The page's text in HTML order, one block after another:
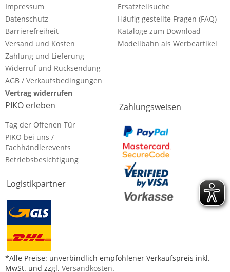
Impressum
Datenschutz
Barrierefreiheit
Versand und Kosten
Zahlung und Lieferung
Widerruf und Rücksendung
AGB / Verkaufsbedingungen
Vertrag widerrufen
Ersatzteilsuche
Häufig gestellte Fragen (FAQ)
Kataloge zum Download
Modellbahn als Werbeartikel
PIKO erleben
Tag der Offenen Tür
PIKO bei uns /
Fachhändlerevents
Betriebsbesichtigung
Logistikpartner
Zahlungsweisen
*Alle Preise: unverbindlich empfohlener Verkaufspreis inkl.
MwSt. und zzgl. Versandkosten.